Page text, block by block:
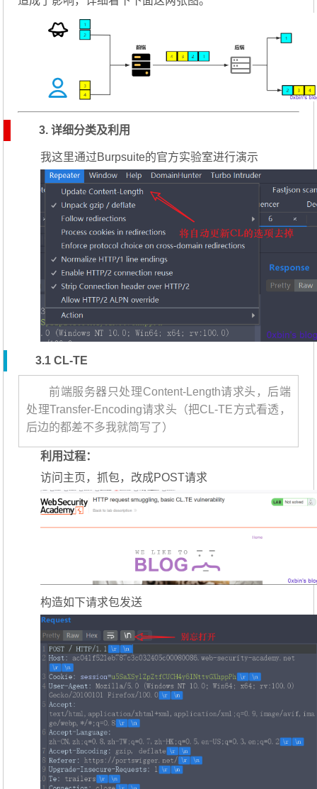
3. 详细分类及利用
我这里通过Burpsuite的官方实验室进行演示
3.1 CL-TE
前端服务器只处理Content-Length请求头，后端
处理Transfer-Encoding请求头（把CL-TE方式看透，
后边的都差不多我就简写了）
利用过程：
访问主页，抓包，改成POST请求
构造如下请求包发送